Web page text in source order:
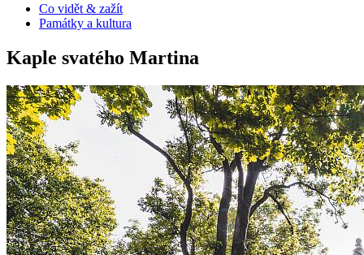
Co vidět & zažít
Památky a kultura
Kaple svatého Martina